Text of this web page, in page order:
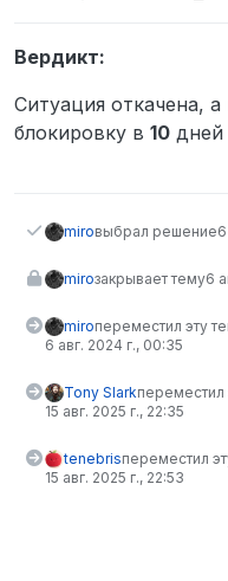
Вердикт:
Ситуация откачена,
блокировку в 10 дней
miroвыбрал решение
miroзакрывает тему6
miroпереместил эту
6 авг. 2024 г., 00:35
Tony Slark
15 авг. 2025 г., 22:35
tenebrisпереместил
15 авг. 2025 г., 22:53